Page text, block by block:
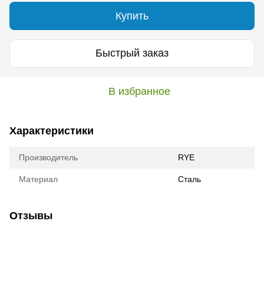
Купить
Быстрый заказ
В избранное
Характеристики
Производитель RYE
Материал Сталь
Отзывы